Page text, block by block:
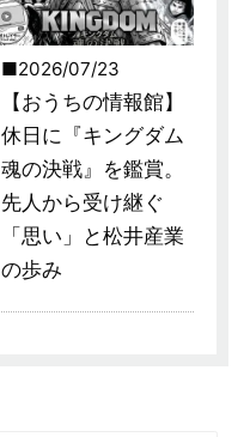
2026/07/23
【おうちの情報館】
休日に『キングダム
魂の決戦』を鑑賞。
先人から受け継ぐ
「思い」と松井産業
の歩み